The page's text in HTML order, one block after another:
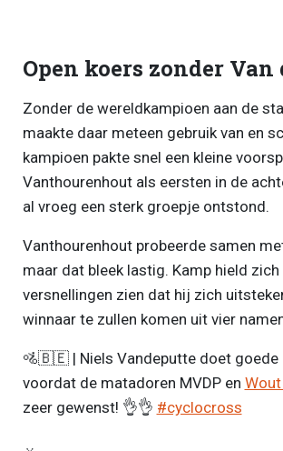
Open koers zonder Van
Zonder de wereldkampioen aan de
maakte daar meteen gebruik van en
kampioen pakte snel een kleine
Vanthourenhout als eersten in de
al vroeg een sterk groepje ontstond.
Vanthourenhout probeerde samen
maar dat bleek lastig. Kamp hield
versnellingen zien dat hij zich
winnaar te zullen komen uit vier
🚵🇧🇪 | Niels Vandeputte doet goede
voordat de matadoren MVDP en
zeer gewenst! 👌👌 #cyclocross